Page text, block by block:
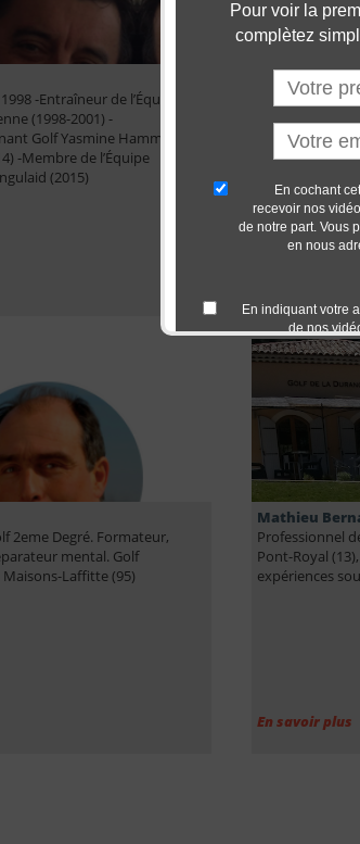
-Entraîneur de l’Équipe
(1998-2001) -
Golf Yasmine Hammamet
-Membre de l’Équipe
(2015)
Matthieu
Membre PGA
2009 (Brevet
depuis 2014
motion et Zen
2eme Degré. Formateur,
mental. Golf
Maisons-Laffitte (95)
Mathieu
Professionnel
Pont-Royal
expériences
En savoir plus
Pour voir la
complètez
En cochant
recevoir nos
de notre part. Vous
en nous
En indiquant votre
de nos
Oui, je
Votre